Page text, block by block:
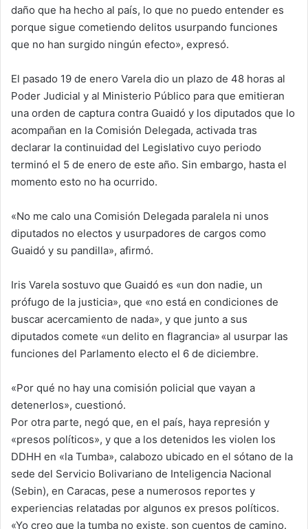
daño que ha hecho al país, lo que no puedo entender es
porque sigue cometiendo delitos usurpando funciones
que no han surgido ningún efecto», expresó.
El pasado 19 de enero Varela dio un plazo de 48 horas al
Poder Judicial y al Ministerio Público para que emitieran
una orden de captura contra Guaidó y los diputados que lo
acompañan en la Comisión Delegada, activada tras
declarar la continuidad del Legislativo cuyo periodo
terminó el 5 de enero de este año. Sin embargo, hasta el
momento esto no ha ocurrido.
«No me calo una Comisión Delegada paralela ni unos
diputados no electos y usurpadores de cargos como
Guaidó y su pandilla», afirmó.
Iris Varela sostuvo que Guaidó es «un don nadie, un
prófugo de la justicia», que «no está en condiciones de
buscar acercamiento de nada», y que junto a sus
diputados comete «un delito en flagrancia» al usurpar las
funciones del Parlamento electo el 6 de diciembre.
«Por qué no hay una comisión policial que vayan a
detenerlos», cuestionó.
Por otra parte, negó que, en el país, haya represión y
«presos políticos», y que a los detenidos les violen los
DDHH en «la Tumba», calabozo ubicado en el sótano de la
sede del Servicio Bolivariano de Inteligencia Nacional
(Sebin), en Caracas, pese a numerosos reportes y
experiencias relatadas por algunos ex presos políticos.
«Yo creo que la tumba no existe, son cuentos de camino.